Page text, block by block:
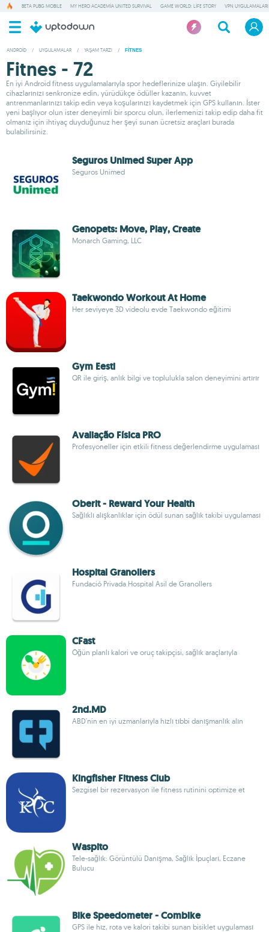
BETA PUBG MOBILE MY HERO ACADEMIA UNITED SURVIVAL GAME WORLD: LIFE STORY VPN UYGULAMALARI
ANDROID / UYGULAMALAR / YAŞAM TARZI / FITNES
Fitnes - 72
En iyi Android fitness uygulamalarıyla spor hedeflerinize ulaşın. Giyilebilir
cihazlarınızı senkronize edin, yürüdükçe ödüller kazanın, kuvvet
antrenmanlarınızı takip edin veya koşularınızı kaydetmek için GPS kullanın. İster
yeni başlıyor olun ister deneyimli bir sporcu olun, ilerlemenizi takip edip daha fit
olmanız için ihtiyaç duyduğunuz her şeyi sunan ücretsiz araçları burada
bulabilirsiniz.
Seguros Unimed Super App
Seguros Unimed
Genopets: Move, Play, Create
Monarch Gaming, LLC
Taekwondo Workout At Home
Her seviyeye 3D videolu evde Taekwondo eğitimi
Gym Eesti
QR ile giriş, anlık bilgi ve toplulukla salon deneyimini artırır
Avaliação Física PRO
Profesyoneller için etkili fitness değerlendirme uygulaması
Oberit - Reward Your Health
Sağlıklı alışkanlıklar için ödül sunan sağlık takibi uygulaması
Hospital Granollers
Fundació Privada Hospital Asil de Granollers
CFast
Öğün planlı kalori ve oruç takipçisi, sağlık araçlarıyla
2nd.MD
ABD'nin en iyi uzmanlarıyla hızlı tıbbi danışmanlık alın
Kingfisher Fitness Club
Sezgisel bir rezervasyon ile fitness rutinini optimize et
Waspito
Tele-sağlık: Görüntülü Danışma, Sağlık İpuçları, Eczane
Bulucu
Bike Speedometer - Combike
GPS ile hız, rota ve kalori takibi sunan bisiklet uygulaması